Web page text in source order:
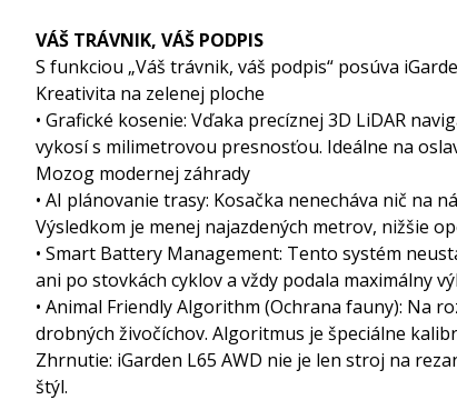
VÁŠ TRÁVNIK, VÁŠ PODPIS
S funkciou „Váš trávnik, váš podpis“ posúva
Kreativita na zelenej ploche
• Grafické kosenie: Vďaka precíznej 3D LiDAR
vykosí s milimetrovou presnosťou. Ideálne na
Mozog modernej záhrady
• AI plánovanie trasy: Kosačka nenecháva nič
Výsledkom je menej najazdených metrov, nižšie
• Smart Battery Management: Tento systém
ani po stovkách cyklov a vždy podala maximálny
• Animal Friendly Algorithm (Ochrana fauny): Na
drobných živočíchov. Algoritmus je špeciálne
Zhrnutie: iGarden L65 AWD nie je len stroj na
štýl.